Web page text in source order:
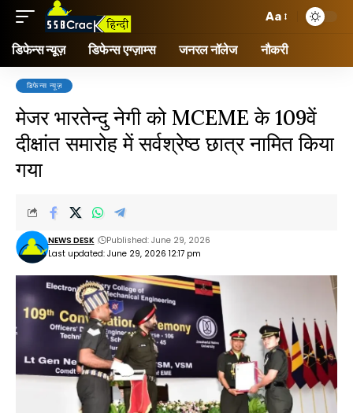
Aa
डिफेन्स न्यूज़ डिफेन्स एग्ज़ाम्स जनरल नॉलेज नौकरी
डिफेन्स न्यूज़
मेजर भारतेन्दु नेगी को MCEME के 109वें
दीक्षांत समारोह में सर्वश्रेष्ठ छात्र नामित किया
गया
Last updated: June 29, 2026 12:17 pm
NEWS DESK Published: June 29, 2026